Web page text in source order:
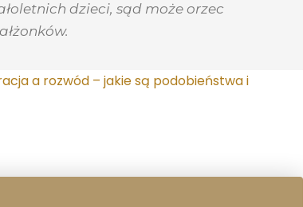
dzieci, sąd może orzec
a rozwód – jakie są podobieństwa i